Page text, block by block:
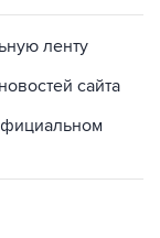
ленту
сайта